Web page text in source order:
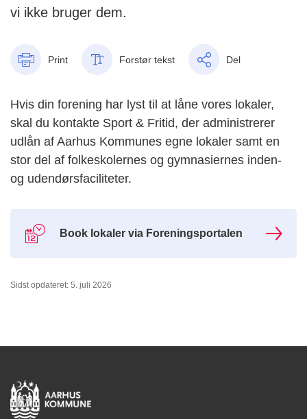
vi ikke bruger dem.
Print Forstør tekst Del
Hvis din forening har lyst til at låne vores lokaler,
skal du kontakte Sport & Fritid, der administrerer
udlån af Aarhus Kommunes egne lokaler samt en
stor del af folkeskolernes og gymnasiernes inden-
og udendørsfaciliteter.
Book lokaler via Foreningsportalen
Sidst opdateret: 5. juli 2026